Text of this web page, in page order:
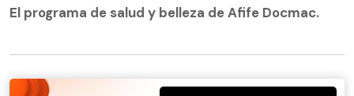
El programa de salud y belleza de Afife Docmac.